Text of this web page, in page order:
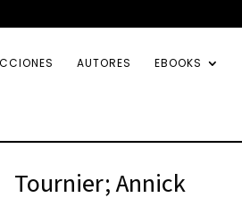
AUTORES EBOOKS
Tournier; Annick